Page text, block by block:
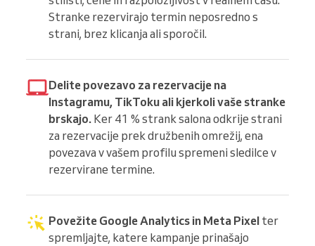
Stranke rezervirajo termin neposredno s
strani, brez klicanja ali sporočil.
Delite povezavo za rezervacije na
Instagramu, TikToku ali kjerkoli vaše stranke
brskajo. Ker 41 % strank salona odkrije strani
za rezervacije prek družbenih omrežij, ena
povezava v vašem profilu spremeni sledilce v
rezervirane termine.
Povežite Google Analytics in Meta Pixel ter
spremljajte, katere kampanje prinašajo